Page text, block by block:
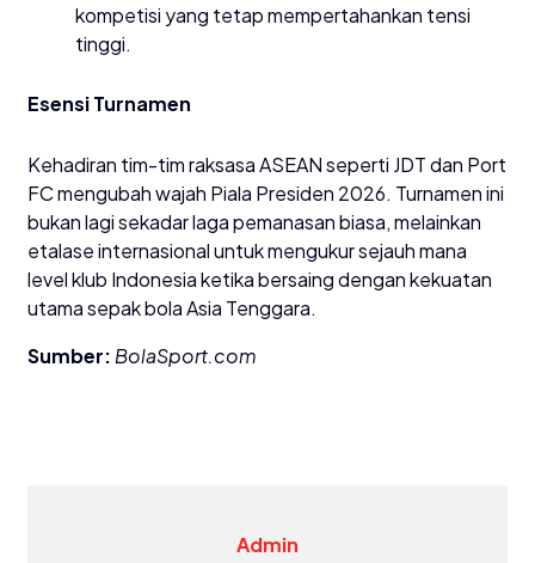
kompetisi yang tetap mempertahankan tensi
tinggi.
Esensi Turnamen
​Kehadiran tim-tim raksasa ASEAN seperti JDT dan Port
FC mengubah wajah Piala Presiden 2026. Turnamen ini
bukan lagi sekadar laga pemanasan biasa, melainkan
etalase internasional untuk mengukur sejauh mana
level klub Indonesia ketika bersaing dengan kekuatan
utama sepak bola Asia Tenggara.
Sumber: BolaSport.com
Admin